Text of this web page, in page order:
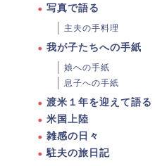
写真で語る
主夫の手料理
我が子たちへの手紙
娘への手紙
息子への手紙
渡米１年を迎えて語る
米国上陸
雑感の日々
駐夫の旅日記